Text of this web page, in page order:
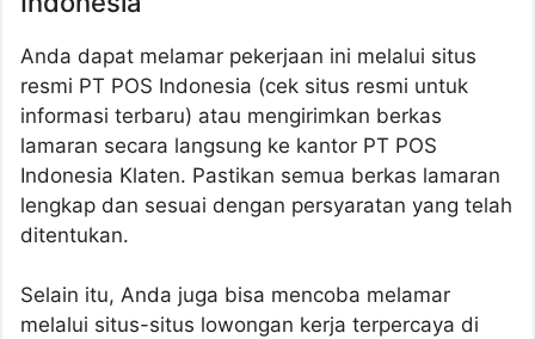
Anda dapat melamar pekerjaan ini melalui situs
resmi PT POS Indonesia (cek situs resmi untuk
informasi terbaru) atau mengirimkan berkas
lamaran secara langsung ke kantor PT POS
Indonesia Klaten. Pastikan semua berkas lamaran
lengkap dan sesuai dengan persyaratan yang telah
ditentukan.
Selain itu, Anda juga bisa mencoba melamar
melalui situs-situs lowongan kerja terpercaya di